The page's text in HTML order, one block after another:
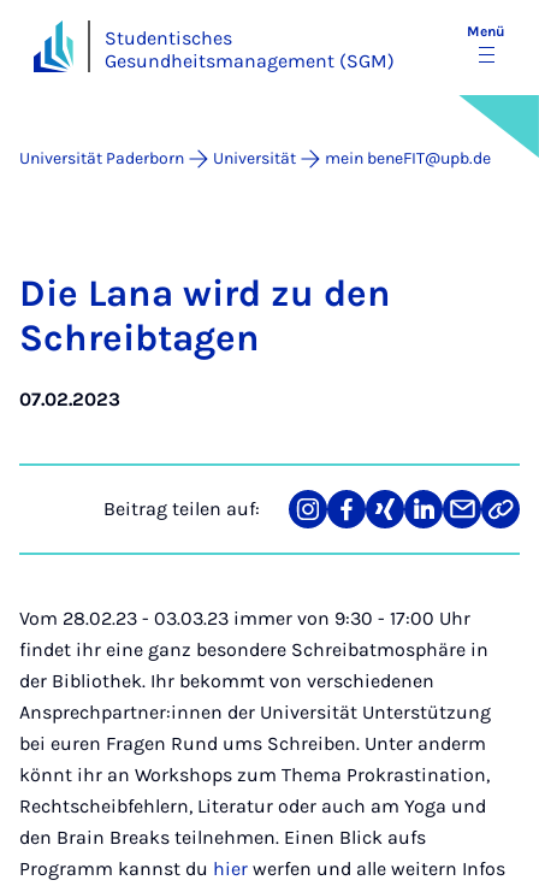
Studentisches
Gesundheitsmanagement (SGM)
Menü
Universität Paderborn Universität mein beneFIT@upb.de
Die La­na wird zu den
Schreib­ta­gen
07.02.2023
Beitrag teilen auf:
Teilen
auf
Teilen
auf
Teilen
auf
Teilen
auf
Teilen
über
Link
Vom 28.02.23 - 03.03.23 immer von 9:30 - 17:00 Uhr
findet ihr eine ganz besondere Schreibatmosphäre in
der Bibliothek. Ihr bekommt von verschiedenen
Ansprechpartner:innen der Universität Unterstützung
bei euren Fragen Rund ums Schreiben. Unter anderm
könnt ihr an Workshops zum Thema Prokrastination,
Rechtscheibfehlern, Literatur oder auch am Yoga und
den Brain Breaks teilnehmen. Einen Blick aufs
Programm kannst du hier werfen und alle weitern Infos